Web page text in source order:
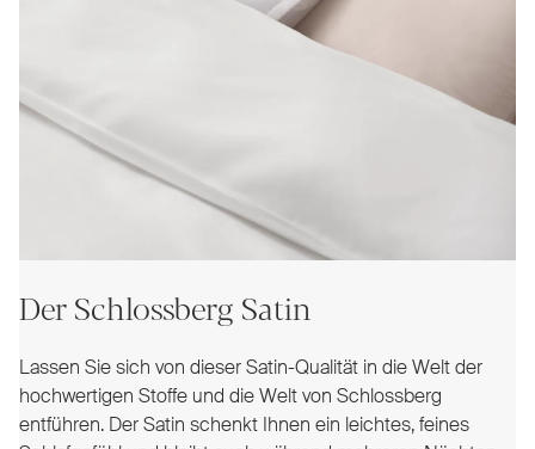
Der Schlossberg Satin
Lassen Sie sich von dieser Satin-Qualität in die Welt der
hochwertigen Stoffe und die Welt von Schlossberg
entführen. Der Satin schenkt Ihnen ein leichtes, feines